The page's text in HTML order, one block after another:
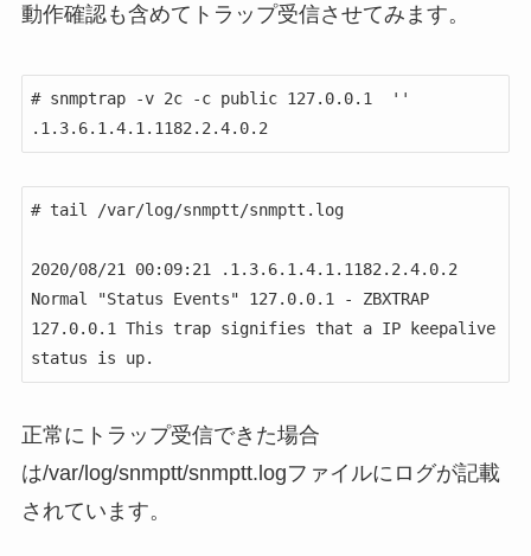
動作確認も含めてトラップ受信させてみます。
# snmptrap -v 2c -c public 127.0.0.1  ''
.1.3.6.1.4.1.1182.2.4.0.2
# tail /var/log/snmptt/snmptt.log
2020/08/21 00:09:21 .1.3.6.1.4.1.1182.2.4.0.2
Normal "Status Events" 127.0.0.1 - ZBXTRAP
127.0.0.1 This trap signifies that a IP keepalive
status is up.
正常にトラップ受信できた場合
は/var/log/snmptt/snmptt.logファイルにログが記載
されています。